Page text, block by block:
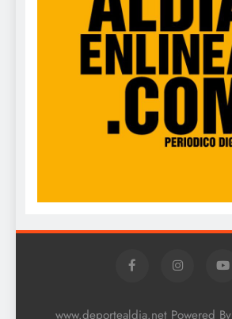
www.deportealdia.net Powered By